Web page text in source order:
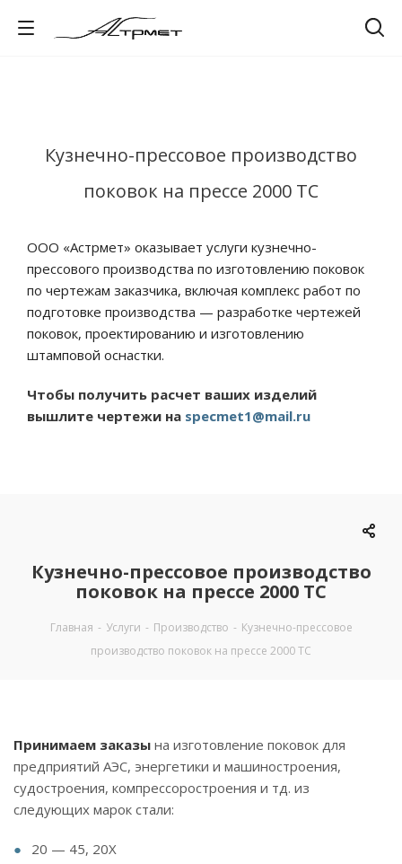
Кузнечно-прессовое производство
поковок на прессе 2000 ТС
ООО «Астрмет» оказывает услуги кузнечно-
прессового производства по изготовлению поковок
по чертежам заказчика, включая комплекс работ по
подготовке производства — разработке чертежей
поковок, проектированию и изготовлению
штамповой оснастки.
Чтобы получить расчет ваших изделий
вышлите чертежи на specmet1@mail.ru
Кузнечно-прессовое производство
поковок на прессе 2000 ТС
Главная - Услуги - Производство - Кузнечно-прессовое
производство поковок на прессе 2000 ТС
Принимаем заказы на изготовление поковок для
предприятий АЭС, энергетики и машиностроения,
судостроения, компрессоростроения и тд. из
следующих марок стали:
20 — 45, 20Х